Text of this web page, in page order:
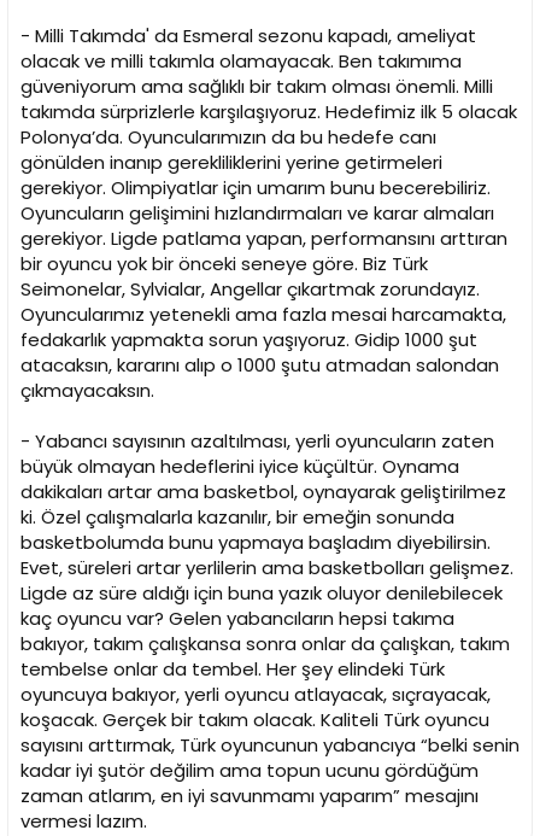
- Milli Takımda' da Esmeral sezonu kapadı, ameliyat
olacak ve milli takımla olamayacak. Ben takımıma
güveniyorum ama sağlıklı bir takım olması önemli. Milli
takımda sürprizlerle karşılaşıyoruz. Hedefimiz ilk 5 olacak
Polonya’da. Oyuncularımızın da bu hedefe canı
gönülden inanıp gerekliliklerini yerine getirmeleri
gerekiyor. Olimpiyatlar için umarım bunu becerebiliriz.
Oyuncuların gelişimini hızlandırmaları ve karar almaları
gerekiyor. Ligde patlama yapan, performansını arttıran
bir oyuncu yok bir önceki seneye göre. Biz Türk
Seimonelar, Sylvialar, Angellar çıkartmak zorundayız.
Oyuncularımız yetenekli ama fazla mesai harcamakta,
fedakarlık yapmakta sorun yaşıyoruz. Gidip 1000 şut
atacaksın, kararını alıp o 1000 şutu atmadan salondan
çıkmayacaksın.
- Yabancı sayısının azaltılması, yerli oyuncuların zaten
büyük olmayan hedeflerini iyice küçültür. Oynama
dakikaları artar ama basketbol, oynayarak geliştirilmez
ki. Özel çalışmalarla kazanılır, bir emeğin sonunda
basketbolumda bunu yapmaya başladım diyebilirsin.
Evet, süreleri artar yerlilerin ama basketbolları gelişmez.
Ligde az süre aldığı için buna yazık oluyor denilebilecek
kaç oyuncu var? Gelen yabancıların hepsi takıma
bakıyor, takım çalışkansa sonra onlar da çalışkan, takım
tembelse onlar da tembel. Her şey elindeki Türk
oyuncuya bakıyor, yerli oyuncu atlayacak, sıçrayacak,
koşacak. Gerçek bir takım olacak. Kaliteli Türk oyuncu
sayısını arttırmak, Türk oyuncunun yabancıya “belki senin
kadar iyi şutör değilim ama topun ucunu gördüğüm
zaman atlarım, en iyi savunmamı yaparım” mesajını
vermesi lazım.